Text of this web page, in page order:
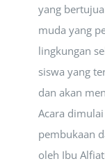
yang
muda yang
lingkungan
siswa yang
dan akan
Acara
pembukaan
oleh Ibu